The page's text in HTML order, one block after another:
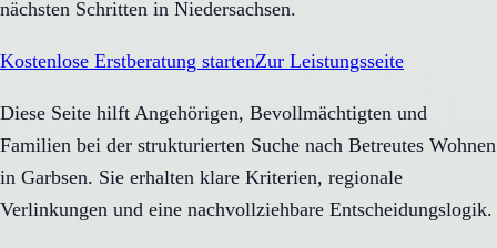
nächsten Schritten in Niedersachsen.
Kostenlose Erstberatung startenZur Leistungsseite
Diese Seite hilft Angehörigen, Bevollmächtigten und
Familien bei der strukturierten Suche nach Betreutes Wohnen
in Garbsen. Sie erhalten klare Kriterien, regionale
Verlinkungen und eine nachvollziehbare Entscheidungslogik.